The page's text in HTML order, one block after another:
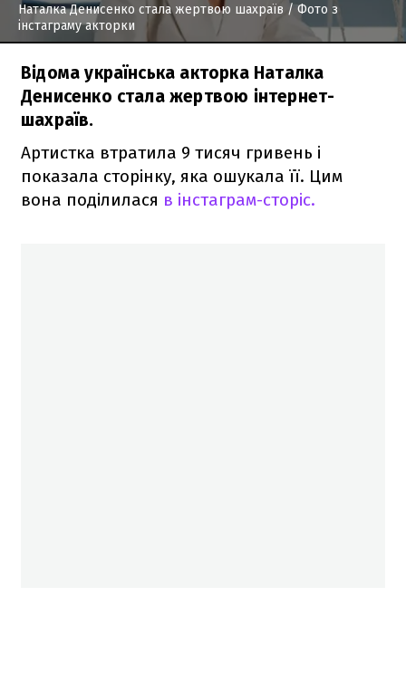
Наталка Денисенко стала жертвою шахраїв / Фото з
інстаграму акторки
Відома українська акторка Наталка
Денисенко стала жертвою інтернет-
шахраїв.
Артистка втратила 9 тисяч гривень і
показала сторінку, яка ошукала її. Цим
вона поділилася в інстаграм-сторіс.